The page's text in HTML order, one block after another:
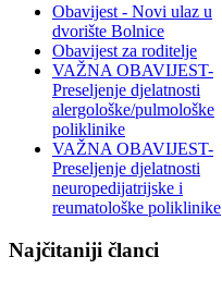
Obavijest - Novi ulaz u
dvorište Bolnice
Obavijest za roditelje
VAŽNA OBAVIJEST-
Preseljenje djelatnosti
alergološke/pulmološke
poliklinike
VAŽNA OBAVIJEST-
Preseljenje djelatnosti
neuropedijatrijske i
reumatološke poliklinike
Najčitaniji članci